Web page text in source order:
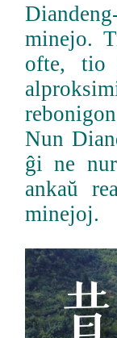
minejo.
ofte, tio
Nun
ĝi ne
ankaŭ
minejoj.